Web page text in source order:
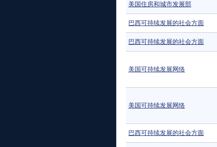
美国住房和城市发展部
巴西可持续发展的社会方面
巴西可持续发展的社会方面
美国可持续发展网络
美国可持续发展网络
巴西可持续发展的社会方面